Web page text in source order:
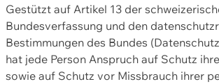
Gestützt auf Artikel 13 der
Bundesverfassung und den
Bestimmungen des Bundes
hat jede Person Anspruch auf Schutz
sowie auf Schutz vor Missbrauch ihrer